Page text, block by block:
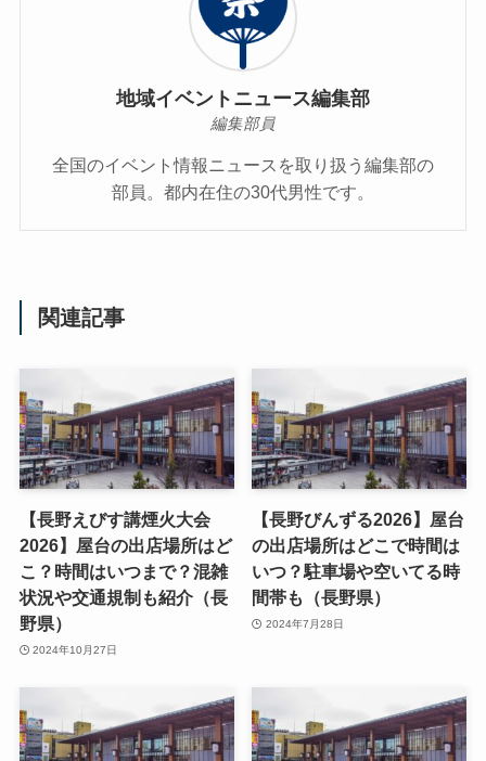
地域イベントニュース編集部
編集部員
全国のイベント情報ニュースを取り扱う編集部の
部員。都内在住の30代男性です。
関連記事
【長野えびす講煙火大会
2026】屋台の出店場所はど
こ？時間はいつまで？混雑
状況や交通規制も紹介（長
野県）
2024年10月27日
【長野びんずる2026】屋台
の出店場所はどこで時間は
いつ？駐車場や空いてる時
間帯も（長野県）
2024年7月28日